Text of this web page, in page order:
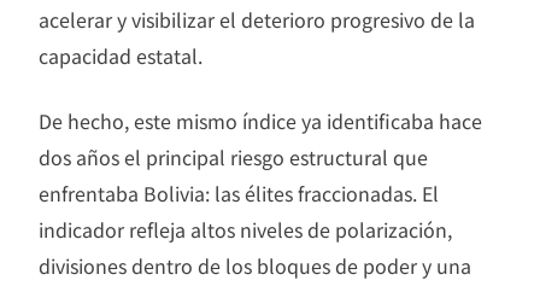
acelerar y visibilizar el deterioro progresivo de la
capacidad estatal.
De hecho, este mismo índice ya identificaba hace
dos años el principal riesgo estructural que
enfrentaba Bolivia: las élites fraccionadas. El
indicador refleja altos niveles de polarización,
divisiones dentro de los bloques de poder y una